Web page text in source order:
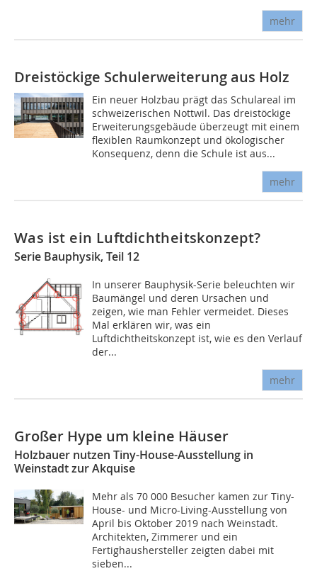
mehr
Dreistöckige Schulerweiterung aus Holz
Ein neuer Holzbau prägt das Schulareal im
schweizerischen Nottwil. Das dreistöckige
Erweiterungsgebäude überzeugt mit einem
flexiblen Raumkonzept und ökologischer
Konsequenz, denn die Schule ist aus...
mehr
Was ist ein Luftdichtheitskonzept?
Serie Bauphysik, Teil 12
In unserer Bauphysik-Serie beleuchten wir
Baumängel und deren Ursachen und
zeigen, wie man Fehler vermeidet. Dieses
Mal erklären wir, was ein
Luftdichtheitskonzept ist, wie es den Verlauf
der...
mehr
Großer Hype um kleine Häuser
Holzbauer nutzen Tiny-House-Ausstellung in
Weinstadt zur Akquise
Mehr als 70 000 Besucher kamen zur Tiny-
House- und Micro-Living-Ausstellung von
April bis Oktober 2019 nach Weinstadt.
Architekten, Zimmerer und ein
Fertighaushersteller zeigten dabei mit
sieben...